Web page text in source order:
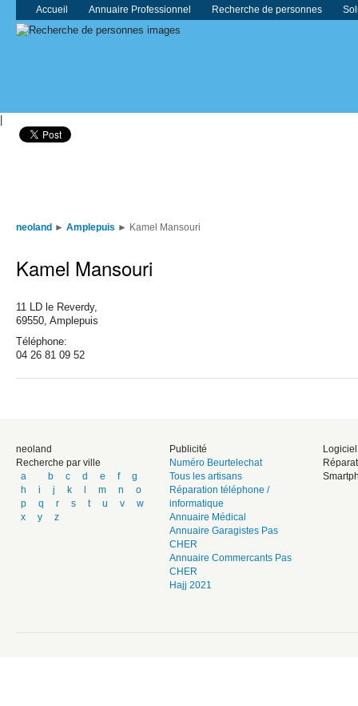
Accueil Annuaire Professionnel Recherche de personnes
neoland ► Amplepuis ► Kamel Mansouri
Kamel Mansouri
11 LD le Reverdy,
69550, Amplepuis
Téléphone:
04 26 81 09 52
neoland
Recherche par ville
a
b c d e f
g
h
i j k m n
o
p
q r s t u v
w
x
y z
Publicité
Numéro Beurtelechat
Tous les artisans
Réparation téléphone /
informatique
Annuaire Médical
Annuaire Garagistes Pas
CHER
Annuaire Commercants Pas
CHER
Hajj 2021